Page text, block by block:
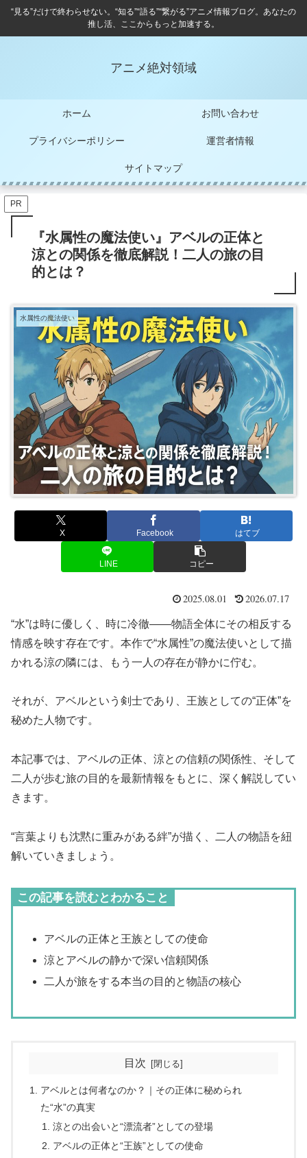
“見る”だけで終わらせない。“知る”“語る”“繋がる”アニメ情報ブログ。あなたの
推し活、ここからもっと加速する。
アニメ絶対領域
ホーム お問い合わせ
プライバシーポリシー 運営者情報
サイトマップ
PR
『水属性の魔法使い』アベルの正体と
涼との関係を徹底解説！二人の旅の目
的とは？
水属性の魔法使い
X Facebook はてブ
LINE コピー
2025.08.01 2026.07.17
“水”は時に優しく、時に冷徹――物語全体にその相反する
情感を映す存在です。本作で“水属性”の魔法使いとして描
かれる涼の隣には、もう一人の存在が静かに佇む。
それが、アベルという剣士であり、王族としての“正体”を
秘めた人物です。
本記事では、アベルの正体、涼との信頼の関係性、そして
二人が歩む旅の目的を最新情報をもとに、深く解説してい
きます。
“言葉よりも沈黙に重みがある絆”が描く、二人の物語を紐
解いていきましょう。
この記事を読むとわかること
アベルの正体と王族としての使命
涼とアベルの静かで深い信頼関係
二人が旅をする本当の目的と物語の核心
目次
アベルとは何者なのか？｜その正体に秘められ
た“水”の真実
涼との出会いと“漂流者”としての登場
アベルの正体と“王族”としての使命